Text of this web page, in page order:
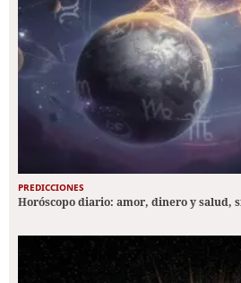
PREDICCIONES
Horóscopo diario: amor, dinero y salud,